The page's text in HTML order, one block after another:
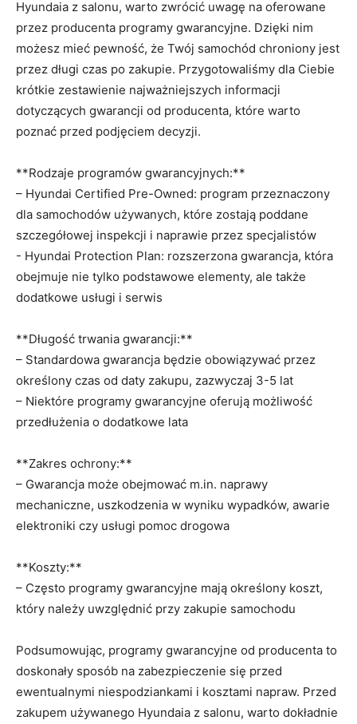
Hyundaia z salonu, warto zwrócić uwagę⁣ na oferowane
przez producenta programy ⁢gwarancyjne. ‌Dzięki nim
możesz mieć pewność, ⁣że Twój samochód ⁤chroniony jest⁢
przez⁢ długi czas ‍po zakupie. Przygotowaliśmy dla‌ Ciebie
⁤krótkie zestawienie najważniejszych informacji
dotyczących ‌gwarancji od producenta, które ‍warto
poznać przed podjęciem⁤ decyzji.
**Rodzaje ⁢programów gwarancyjnych:**
– ‍Hyundai Certified Pre-Owned: program ‍przeznaczony
dla samochodów ⁢używanych, które zostają ⁢poddane
szczegółowej ‌inspekcji i naprawie​ przez ‌specjalistów
-⁢ Hyundai ​Protection Plan: rozszerzona gwarancja, która‍
obejmuje nie tylko‍ podstawowe ⁣elementy, ale⁣ także
dodatkowe⁤ usługi i ‍serwis
**Długość‍ trwania ⁢gwarancji:**
– Standardowa gwarancja⁢ będzie obowiązywać przez⁣
określony ⁣czas ⁢od daty⁤ zakupu, ⁤zazwyczaj 3-5 lat
– Niektóre programy ⁢gwarancyjne oferują ‍możliwość
przedłużenia o⁢ dodatkowe lata
**Zakres ochrony:**
– Gwarancja może obejmować m.in. naprawy
mechaniczne,‌ uszkodzenia w wyniku wypadków, awarie
elektroniki⁢ czy usługi⁣ pomoc drogowa
**Koszty:**
– Często programy gwarancyjne mają ⁣określony ⁤koszt,
który należy uwzględnić przy zakupie samochodu
Podsumowując, programy gwarancyjne od producenta to
doskonały⁣ sposób ‍na​ zabezpieczenie się przed
⁢ewentualnymi niespodziankami i kosztami napraw. Przed
zakupem używanego Hyundaia z salonu, warto dokładnie